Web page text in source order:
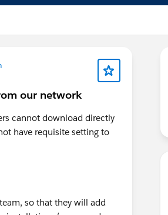
our network
cannot download directly
have requisite setting to
so that they will add